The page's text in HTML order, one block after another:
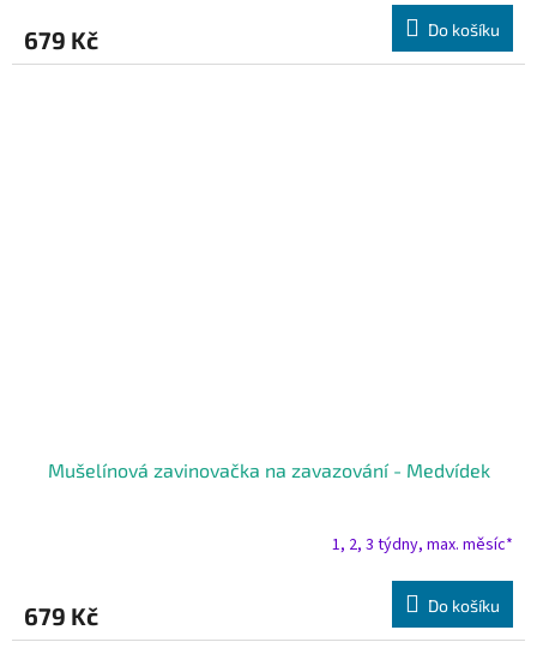
679 Kč Do košíku
Mušelínová zavinovačka na zavazování - Medvídek
1, 2, 3 týdny, max. měsíc*
679 Kč Do košíku